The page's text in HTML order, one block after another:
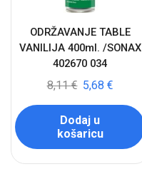
ODRŽAVANJE TABLE
VANILIJA 400ml. /SONAX
402670 034
8,11€ 5,68 €
Dodaj u
košaricu